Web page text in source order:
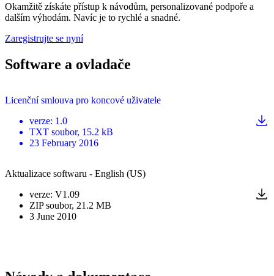
Okamžitě získáte přístup k návodům, personalizované podpoře a
dalším výhodám. Navíc je to rychlé a snadné.
Zaregistrujte se nyní
Software a ovladače
Licenční smlouva pro koncové uživatele
verze: 1.0
TXT soubor, 15.2 kB
23 February 2016
Aktualizace softwaru - English (US)
verze: V1.09
ZIP soubor, 21.2 MB
3 June 2010